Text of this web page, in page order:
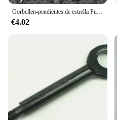
Oorbellen-pendientes de estrella Punk para mujer, aretes de acero inoxidable, joyería diaria para adolescentes, pendientes de pentagrama, venta al por mayor, 2022
€4.02